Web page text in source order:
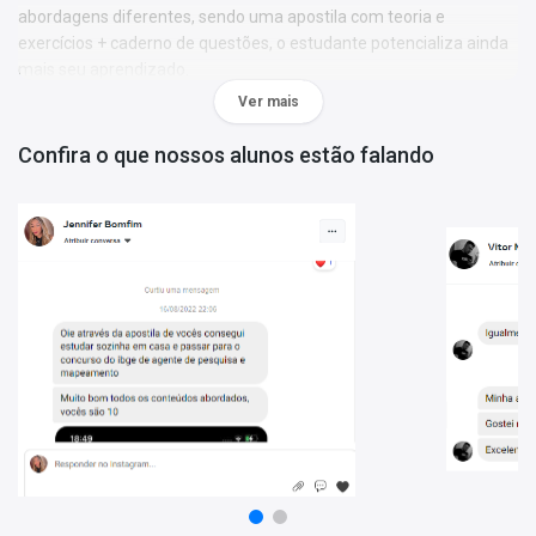
abordagens diferentes, sendo uma apostila com teoria e
exercícios + caderno de questões, o estudante potencializa ainda
mais seu aprendizado.
Materiais que compõem o Combo Impresso DPE-RS - Analista
Administrativa - Administração:
forma escrita e com exercícios; material de acordo com o edital
Caderno Impresso DPE-RS - 450 Questões Gabaritadas:
questões cuidadosamente escolhidas pela nossa equipe editorial,
com ampla experiência em concursos públicos. Conteúdo
atualizado e organizado de forma a facilitar o treinamento do
candidato.
Porque escolher o Combo Impresso DPE-RS - Analista - Área
Ver mais
Confira o que nossos alunos estão falando